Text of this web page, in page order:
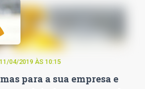
11/04/2019 ÀS 10:15
para a sua empresa e